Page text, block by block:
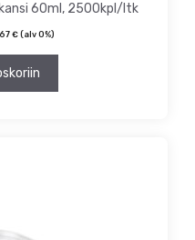
60ml, 2500kpl/ltk
€ (alv 0%)